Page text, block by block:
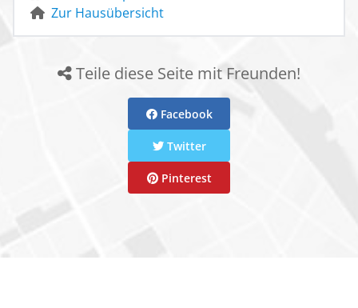
Zur Hausübersicht
Teile diese Seite mit Freunden!
Facebook
Twitter
Pinterest